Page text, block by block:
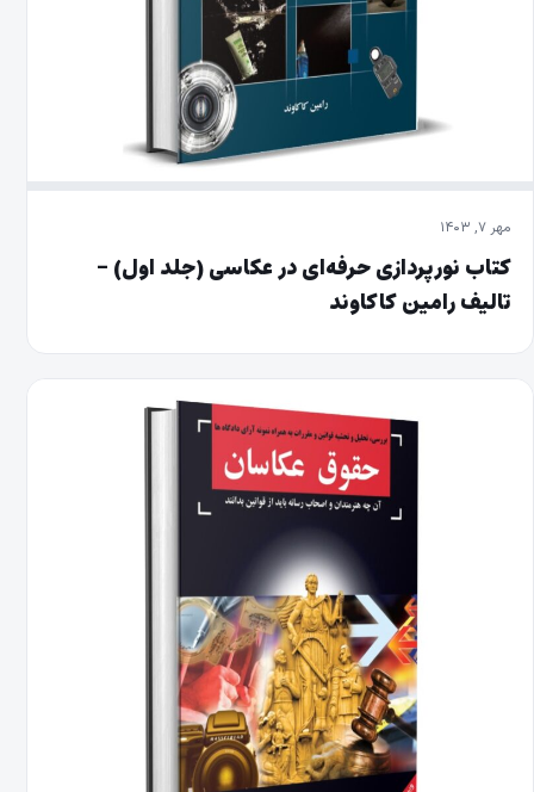
مهر ۷, ۱۴۰۳
کتاب نور‌پردازی حرفه‌ای در عکاسی (جلد اول) –
تالیف رامین کاکاوند